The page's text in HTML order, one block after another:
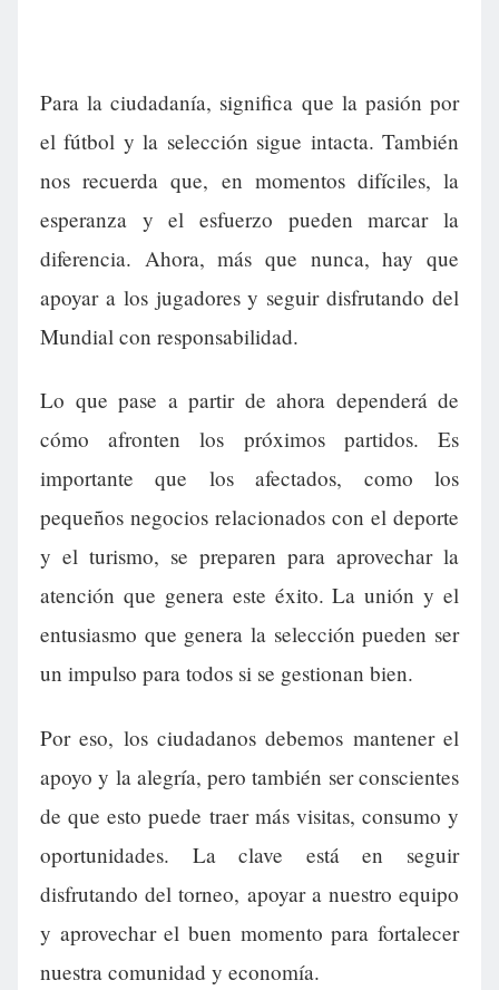
Para la ciudadanía, significa que la pasión por
el fútbol y la selección sigue intacta. También
nos recuerda que, en momentos difíciles, la
esperanza y el esfuerzo pueden marcar la
diferencia. Ahora, más que nunca, hay que
apoyar a los jugadores y seguir disfrutando del
Mundial con responsabilidad.
Lo que pase a partir de ahora dependerá de
cómo afronten los próximos partidos. Es
importante que los afectados, como los
pequeños negocios relacionados con el deporte
y el turismo, se preparen para aprovechar la
atención que genera este éxito. La unión y el
entusiasmo que genera la selección pueden ser
un impulso para todos si se gestionan bien.
Por eso, los ciudadanos debemos mantener el
apoyo y la alegría, pero también ser conscientes
de que esto puede traer más visitas, consumo y
oportunidades. La clave está en seguir
disfrutando del torneo, apoyar a nuestro equipo
y aprovechar el buen momento para fortalecer
nuestra comunidad y economía.